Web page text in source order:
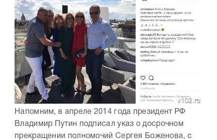
Напомним, в апреле 2014 года президент РФ
Владимир Путин подписал указ о досрочном
прекращении полномочий Сергея Боженова, с